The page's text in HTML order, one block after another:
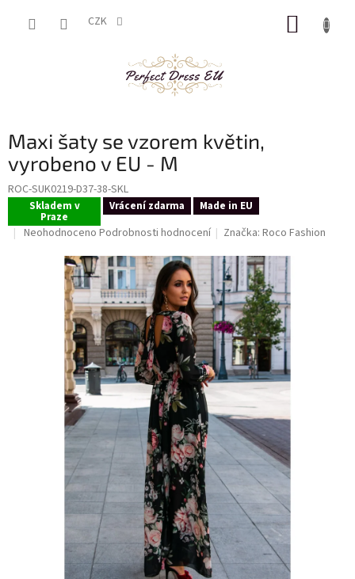
CZK
Maxi šaty se vzorem květin,
vyrobeno v EU - M
ROC-SUK0219-D37-38-SKL
Skladem v
Praze
Vrácení zdarma Made in EU
Průměrné
produktu
hvězdiček.
Neohodnoceno Podrobnosti hodnocení Značka:Roco Fashion